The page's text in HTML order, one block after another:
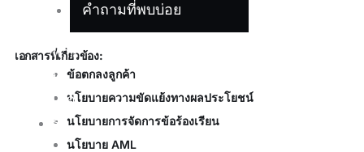
คำถามที่พบบ่อย
พาร์
ท
เนอ
ร์
เอกสารที่เกี่ยวข้อง:
ข้อตกลงลูกค้า
นโยบายความขัดแย้งทางผลประโยชน์
นโยบายการจัดการข้อร้องเรียน
นโยบาย AML